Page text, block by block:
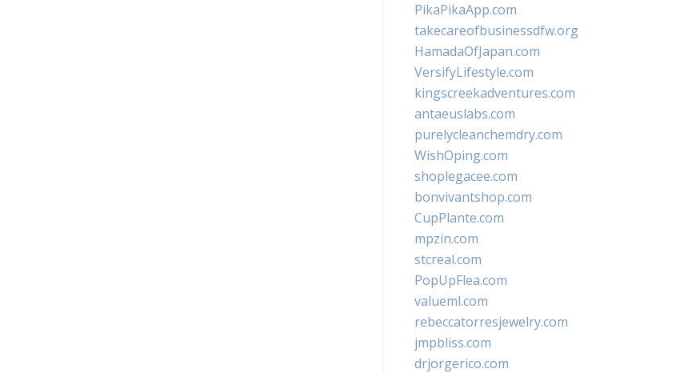
PikaPikaApp.com
takecareofbusinessdfw.org
HamadaOfJapan.com
VersifyLifestyle.com
kingscreekadventures.com
antaeuslabs.com
purelycleanchemdry.com
WishOping.com
shoplegacee.com
bonvivantshop.com
CupPlante.com
mpzin.com
stcreal.com
PopUpFlea.com
valueml.com
rebeccatorresjewelry.com
jmpbliss.com
drjorgerico.com